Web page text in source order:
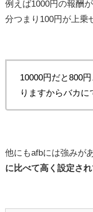
例えば1000円の報酬
分つまり100円が上乗
10000円だと800
りますからバカに
他にもafbには強みが
に比べて高く設定さ